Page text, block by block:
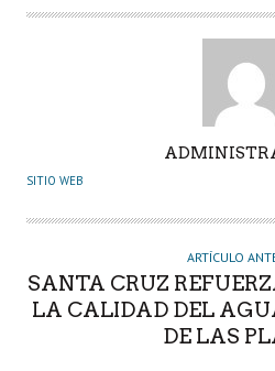
U
O
SITIO WEB
ARTÍCULO
SANTA CRUZ
LA CALIDAD DEL
DE LAS